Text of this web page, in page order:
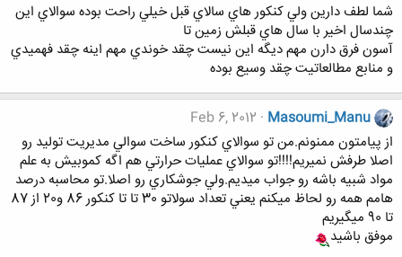
شما لطف دارين ولي كنكور هاي سالاي قبل خيلي راحت بوده سوالاي اين
چندسال اخير با سال هاي قبلش زمين تا
آسون فرق دارن مهم ديگه اين نيست چقد خوندي مهم اينه چقد فهميدي
و منابع مطالعاتيت چقد وسيع بوده
Masoumi_Manu
Feb 6, 2012
از پيامتون ممنونم.من تو سوالاي كنكور ساخت سوالي مديريت توليد رو
اصلا طرفش نميريم!!!!تو سوالاي عمليات حرارتي هم اگه كموبيش به علم
مواد شبيه باشه رو جواب ميديم.ولي جوشكاري رو اصلا.تو محاسبه درصد
هامم همه رو لحاظ ميكنم يعني تعداد سولاتو 30 تا تا كنكور 86 و20 از 87
تا 90 ميگيريم
موفق باشيد